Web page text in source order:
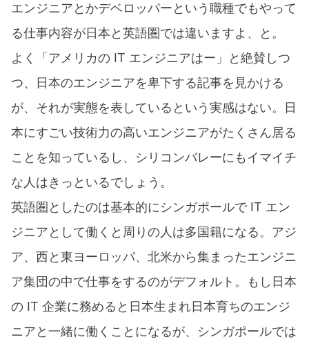
エンジニアとかデベロッパーという職種でもやって
る仕事内容が日本と英語圏では違いますよ、と。
よく「アメリカの IT エンジニアはー」と絶賛しつ
つ、日本のエンジニアを卑下する記事を見かける
が、それが実態を表しているという実感はない。日
本にすごい技術力の高いエンジニアがたくさん居る
ことを知っているし、シリコンバレーにもイマイチ
な人はきっといるでしょう。
英語圏としたのは基本的にシンガポールで IT エン
ジニアとして働くと周りの人は多国籍になる。アジ
ア、西と東ヨーロッパ、北米から集まったエンジニ
ア集団の中で仕事をするのがデフォルト。もし日本
の IT 企業に務めると日本生まれ日本育ちのエンジ
ニアと一緒に働くことになるが、シンガポールでは